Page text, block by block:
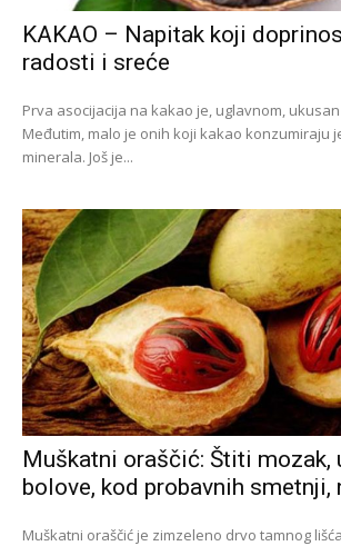
KAKAO – Napitak koji
radosti i sreće
Prva asocijacija na kakao je, uglavnom,
Međutim, malo je onih koji kakao konzumiraju
minerala. Još je...
Muškatni oraščić: Štiti mozak,
bolove, kod probavnih smetnji,
Muškatni oraščić je zimzeleno drvo tamnog